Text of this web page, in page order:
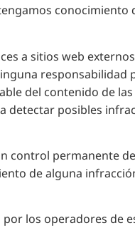
a sitios web
del contenido de
detectar posibles
control permanente
de alguna
los operadores de